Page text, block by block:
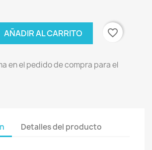
AÑADIR AL CARRITO
favorite_border
en el pedido de compra para el
Detalles del producto